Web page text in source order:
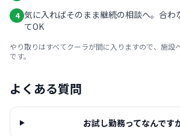
4 気に入ればそのまま継続の相談へ。合わ
てOK
やり取りはすべてクーラが間に入りますので、施設
です。
よくある質問
お試し勤務ってなんです